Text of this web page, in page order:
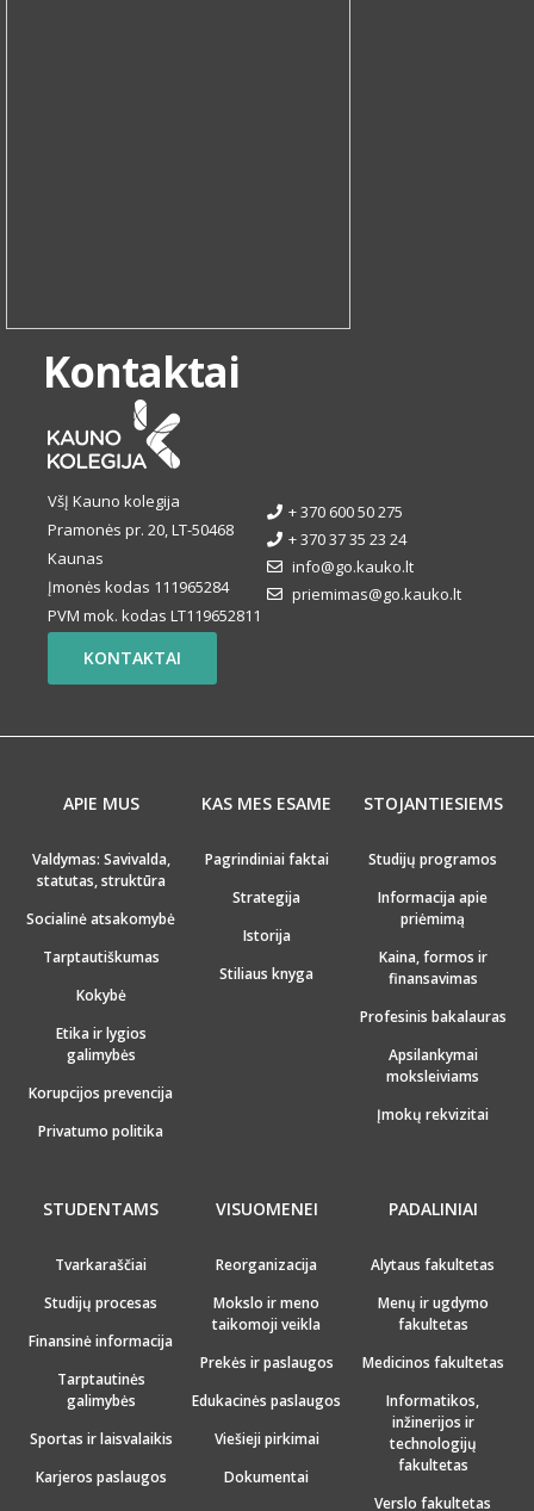
Kontaktai
VšĮ Kauno kolegija
Pramonės pr. 20, LT-50468
Kaunas
Įmonės kodas 111965284
PVM mok. kodas LT119652811
+ 370 600 50 275
+ 370 37 35 23 24
info@go.kauko.lt
priemimas@go.kauko.lt
KONTAKTAI
APIE MUS
Valdymas: Savivalda,
statutas, struktūra
Socialinė atsakomybė
Tarptautiškumas
Kokybė
Etika ir lygios
galimybės
Korupcijos prevencija
Privatumo politika
KAS MES ESAME
Pagrindiniai faktai
Strategija
Istorija
Stiliaus knyga
STOJANTIESIEMS
Studijų programos
Informacija apie
priėmimą
Kaina, formos ir
finansavimas
Profesinis bakalauras
Apsilankymai
moksleiviams
Įmokų rekvizitai
STUDENTAMS
Tvarkaraščiai
Studijų procesas
Finansinė informacija
Tarptautinės
galimybės
Sportas ir laisvalaikis
Karjeros paslaugos
VISUOMENEI
Reorganizacija
Mokslo ir meno
taikomoji veikla
Prekės ir paslaugos
Edukacinės paslaugos
Viešieji pirkimai
Dokumentai
PADALINIAI
Alytaus fakultetas
Menų ir ugdymo
fakultetas
Medicinos fakultetas
Informatikos,
inžinerijos ir
technologijų
fakultetas
Verslo fakultetas